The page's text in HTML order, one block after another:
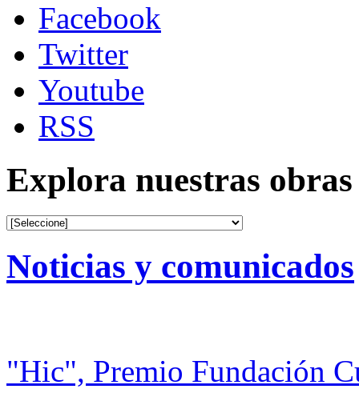
Facebook
Twitter
Youtube
RSS
Explora nuestras
Noticias y comunicados
"Hic", Premio Fundación